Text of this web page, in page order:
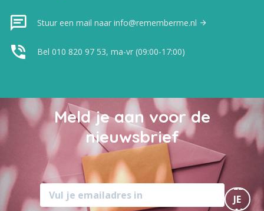
Stuur een mail naar info@rememberme.nl
Bel 010 820 97 53, ma-vr (09:00-17:00)
Meld je aan voor de
nieuwsbrief
MELD
JE